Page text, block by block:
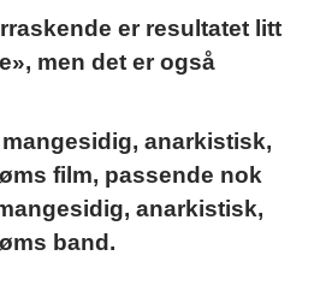
er resultatet litt
men det er også
anarkistisk,
film, passende nok
anarkistisk,
band.